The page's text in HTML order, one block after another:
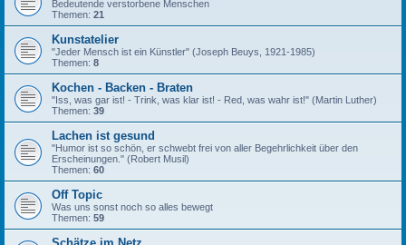
Bedeutende verstorbene Menschen
Themen: 21
Kunstatelier
"Jeder Mensch ist ein Künstler" (Joseph Beuys, 1921-1985)
Themen: 8
Kochen - Backen - Braten
"Iss, was gar ist! - Trink, was klar ist! - Red, was wahr ist!" (Martin Luther)
Themen: 39
Lachen ist gesund
"Humor ist so schön, er schwebt frei von aller Begehrlichkeit über den
Erscheinungen." (Robert Musil)
Themen: 60
Off Topic
Was uns sonst noch so alles bewegt
Themen: 59